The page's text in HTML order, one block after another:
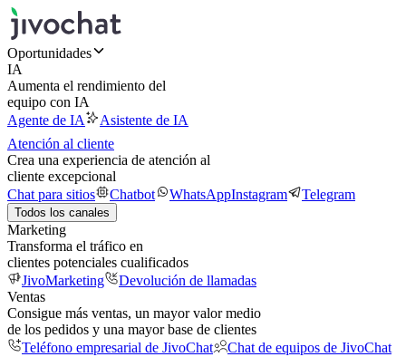
Oportunidades
IA
Aumenta el rendimiento del
equipo con IA
Agente de IA
Asistente de IA
Atención al cliente
Crea una experiencia de atención al
cliente excepcional
Chat para sitios
Chatbot WhatsAppInstagram Telegram
Todos los canales
Marketing
Transforma el tráfico en
clientes potenciales cualificados
JivoMarketing
Devolución de llamadas
Ventas
Consigue más ventas, un mayor valor medio
de los pedidos y una mayor base de clientes
Teléfono empresarial de JivoChat
Chat de equipos de JivoChat